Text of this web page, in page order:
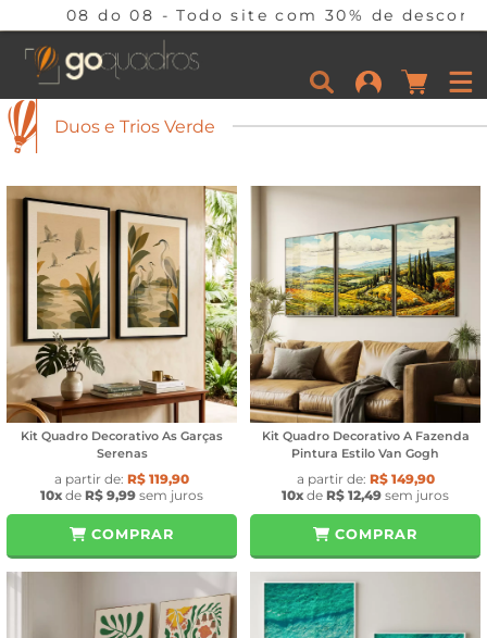
com 30% de desconto em 10x sem juros
Duos e Trios Verde
Kit Quadro Decorativo As Garças
Serenas
a partir de: R$ 119,90
10x de R$ 9,99 sem juros
COMPRAR
Kit Quadro Decorativo A Fazenda
Pintura Estilo Van Gogh
a partir de: R$ 149,90
10x de R$ 12,49 sem juros
COMPRAR